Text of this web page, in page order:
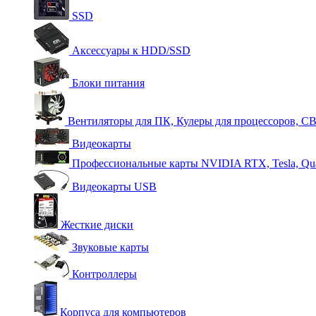
SSD
Аксессуары к HDD/SSD
Блоки питания
Вентиляторы для ПК, Кулеры для процессоров,
Видеокарты
Профессиональные карты NVIDIA RTX, Tesla,
Видеокарты USB
Жесткие диски
Звуковые карты
Контроллеры
Корпуса для компьютеров